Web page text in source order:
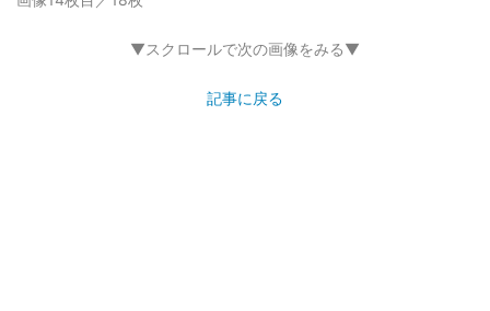
▼スクロールで次の画像をみる▼
記事に戻る